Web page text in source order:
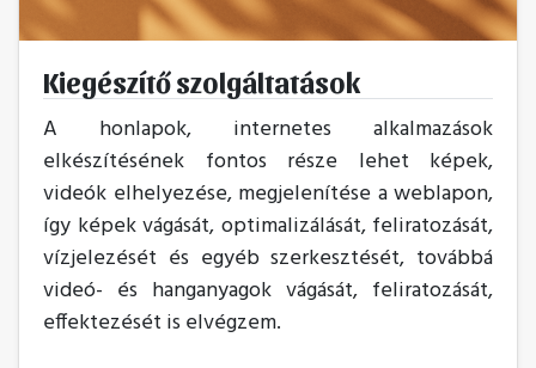
Kiegészítő szolgáltatások
A honlapok, internetes alkalmazások
elkészítésének fontos része lehet képek,
videók elhelyezése, megjelenítése a weblapon,
így képek vágását, optimalizálását, feliratozását,
vízjelezését és egyéb szerkesztését, továbbá
videó- és hanganyagok vágását, feliratozását,
effektezését is elvégzem.